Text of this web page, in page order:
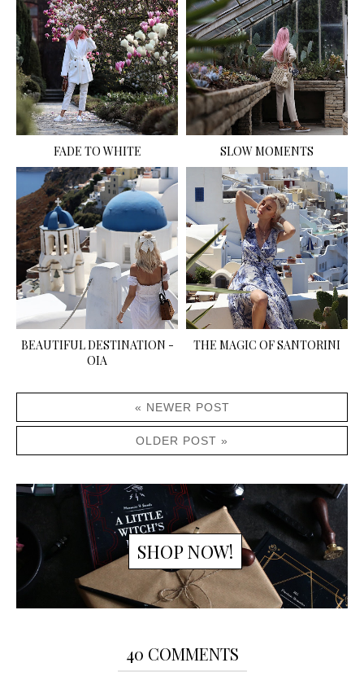
FADE TO WHITE SLOW MOMENTS
BEAUTIFUL DESTINATION -
OIA
THE MAGIC OF SANTORINI
« NEWER POST
OLDER POST »
SHOP NOW!
40 COMMENTS